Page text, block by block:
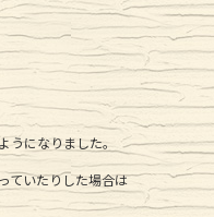
うになりました。
ていたりした場合は